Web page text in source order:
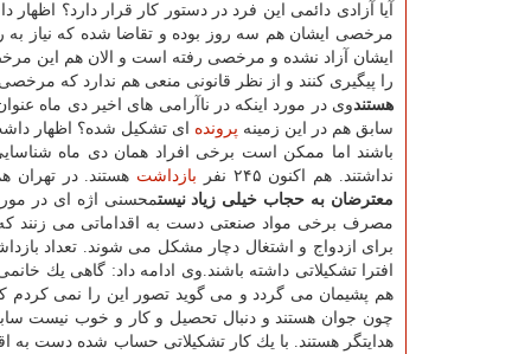
آیا آزادی دائمی این فرد در دستور كار قرار دارد؟
مرخصی ایشان هم سه روز بوده و تقاضا شده كه نیاز
ایشان آزاد نشده و مرخصی رفته است و الان هم این
را پیگیری كنند و از نظر قانونی منعی هم ندارد كه
هستندوی در مورد اینكه در ناآرامی های اخیر دی ماه
سابق هم در این زمینه پرونده ای تشكیل شده؟ اظهار
باشند اما ممكن است برخی افراد همان دی ماه
نداشتند. هم اكنون ۲۴۵ نفر
بازداشت هستند. در
معترضان به حجاب خیلی زیاد نیستمحسنی اژه ای در
مصرف برخی مواد صنعتی دست به اقداماتی می زنند كه
برای ازدواج و اشتغال دچار مشكل می شوند. تعداد
افترا تشكیلاتی داشته باشند.وی ادامه داد: گاهی یك
هم پشیمان می گردد و می گوید تصور این را نمی كردم
چون جوان هستند و دنبال تحصیل و كار و خوب نیست
هدایتگر هستند. با یك كار تشكیلاتی حساب شده دست